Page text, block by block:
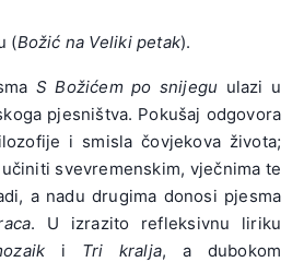
(Božić na Veliki petak).
S Božićem po snijegu ulazi u
pjesništva. Pokušaj odgovora
i smisla čovjekova života;
svevremenskim, vječnima te
a nadu drugima donosi pjesma
. U izrazito refleksivnu liriku
i Tri kralja, a dubokom